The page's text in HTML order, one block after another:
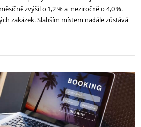
zvýšil o 1,2 % a meziročně o 4,0 %.
zakázek. Slabším místem nadále zůstává